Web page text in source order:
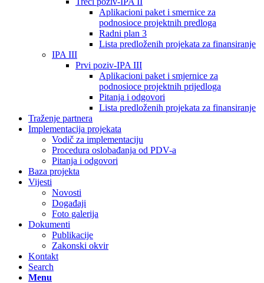
Aplikacioni paket i smernice za
podnosioce projektnih predloga
Radni plan 3
Lista predloženih projekata za finansiranje
IPA III
Prvi poziv-IPA III
Aplikacioni paket i smjernice za
podnosioce projektnih prijedloga
Pitanja i odgovori
Lista predloženih projekata za finansiranje
Traženje partnera
Implementacija projekata
Vodič za implementaciju
Procedura oslobađanja od PDV-a
Pitanja i odgovori
Baza projekta
Vijesti
Novosti
Događaji
Foto galerija
Dokumenti
Publikacije
Zakonski okvir
Kontakt
Search
Menu